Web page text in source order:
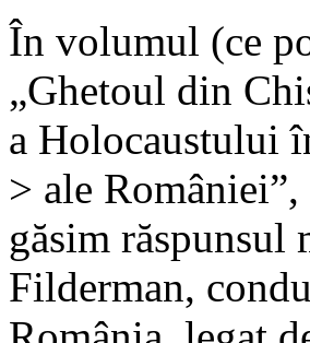
În volumul (ce
„Ghetoul din
a Holocaustului
> ale
găsim răspunsul
Filderman,